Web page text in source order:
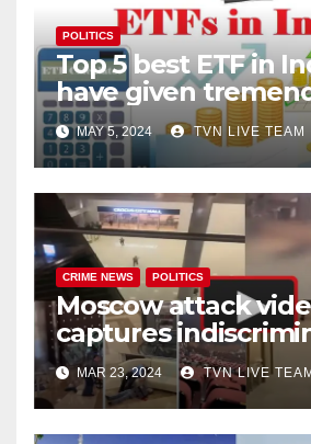
POLITICS
Top 5 best ETF in
have given
returns
MAY 5, 2024 TVN LIVE TEAM
CRIME NEWS POLITICS
Moscow attack
captures
firing, and chaos all
MAR 23, 2024 TVN LIVE